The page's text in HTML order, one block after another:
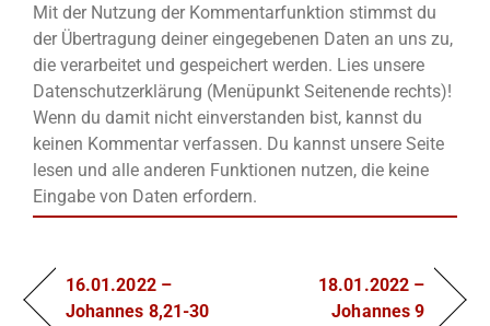
Mit der Nutzung der Kommentarfunktion stimmst du
der Übertragung deiner eingegebenen Daten an uns zu,
die verarbeitet und gespeichert werden. Lies unsere
Datenschutzerklärung (Menüpunkt Seitenende rechts)!
Wenn du damit nicht einverstanden bist, kannst du
keinen Kommentar verfassen. Du kannst unsere Seite
lesen und alle anderen Funktionen nutzen, die keine
Eingabe von Daten erfordern.
16.01.2022 –
Johannes 8,21-30
18.01.2022 –
Johannes 9